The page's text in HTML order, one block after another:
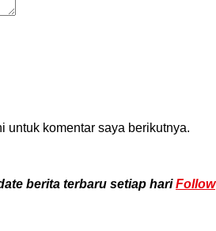
untuk komentar saya berikutnya.
berita terbaru setiap hariFollow